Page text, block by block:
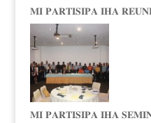
𝐌𝐈 𝐏𝐀𝐑𝐓𝐈𝐒𝐈𝐏𝐀 𝐈𝐇𝐀
𝐌𝐈 𝐏𝐀𝐑𝐓𝐈𝐒𝐈𝐏𝐀 𝐈𝐇𝐀